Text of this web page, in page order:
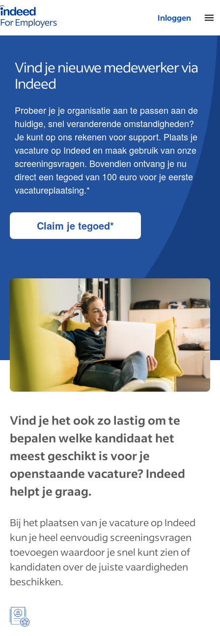
van Indeed - Voor werkgevers
Inloggen
Vind je nieuwe medewerker via
Indeed
Probeer je je organisatie aan te passen aan de
huidige, snel veranderende omstandigheden?
Je kunt op ons rekenen voor support. Plaats je
vacature op Indeed en maak gebruik van onze
screeningsvragen. Bovendien ontvang je nu
direct een tegoed van 100 euro voor je eerste
vacatureplaatsing.*
Claim je tegoed*
Vind je het ook zo lastig om te
bepalen welke kandidaat het
meest geschikt is voor je
openstaande vacature? Indeed
helpt je graag.
Bij het plaatsen van je vacature op Indeed
kun je heel eenvoudig screeningsvragen
toevoegen waardoor je snel kunt zien of
kandidaten over de juiste vaardigheden
beschikken.